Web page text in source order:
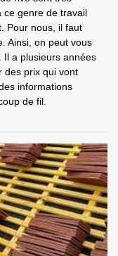
ce genre de travail
Pour nous, il faut
Ainsi, on peut vous
Il a plusieurs années
des prix qui vont
informations
de fil.